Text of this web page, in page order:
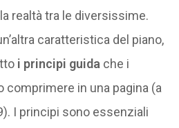
realtà tra le diversissime.
caratteristica del piano,
i principi guida che i
comprimere in una pagina (a
I principi sono essenziali